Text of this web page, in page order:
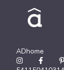
ADhome